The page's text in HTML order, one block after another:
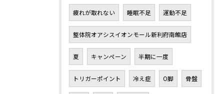
疲れが取れない 睡眠不足 運動不足
整体院オアシスイオンモール新利府南館店
夏 キャンペーン 半期に一度
トリガーポイント 冷え症 O脚 骨盤